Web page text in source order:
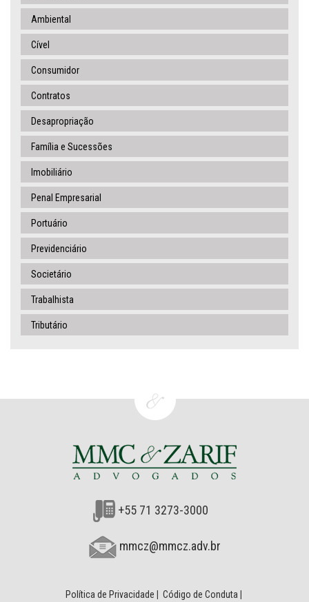
Ambiental
Cível
Consumidor
Contratos
Desapropriação
Família e Sucessões
Imobiliário
Penal Empresarial
Portuário
Previdenciário
Societário
Trabalhista
Tributário
+55 71 3273-3000
mmcz@mmcz.adv.br
Política de Privacidade Código de Conduta